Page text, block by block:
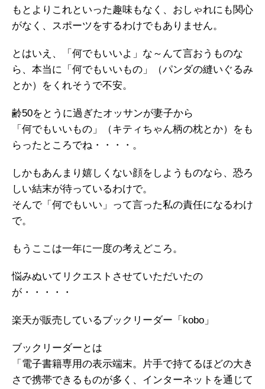
もとよりこれといった趣味もなく、おしゃれにも関心
がなく、スポーツをするわけでもありません。
とはいえ、「何でもいいよ」な～んて言おうものな
ら、本当に「何でもいいもの」（パンダの縫いぐるみ
とか）をくれそうで不安。
齢50をとうに過ぎたオッサンが妻子から
「何でもいいもの」（キティちゃん柄の枕とか）をも
らったところでね・・・・。
しかもあんまり嬉しくない顔をしようものなら、恐ろ
しい結末が待っているわけで。
そんで「何でもいい」って言った私の責任になるわけ
で。
もうここは一年に一度の考えどころ。
悩みぬいてリクエストさせていただいたの
が・・・・・
楽天が販売しているブックリーダー「kobo」
ブックリーダーとは
「電子書籍専用の表示端末。片手で持てるほどの大き
さで携帯できるものが多く、インターネットを通じて